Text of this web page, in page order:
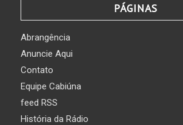
PÁGINAS
Abrangência
Anuncie Aqui
Contato
Equipe Cabiúna
feed RSS
História da Rádio